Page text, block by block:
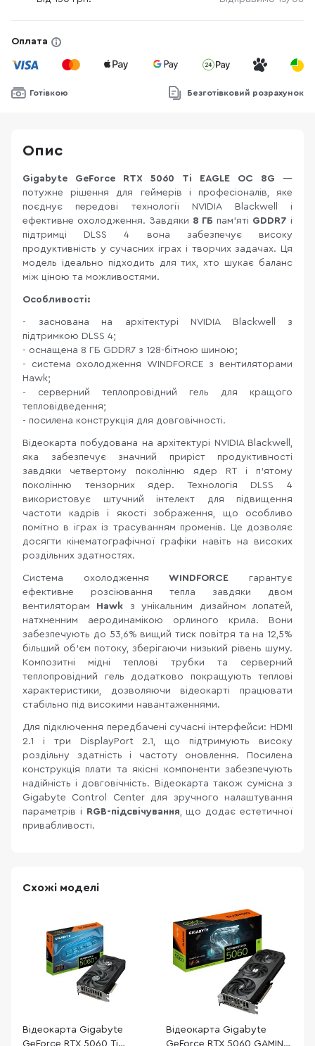
Оплата
Готівкою Безготівковий розрахунок
Опис
Gigabyte GeForce RTX 5060 Ti EAGLE OC 8G —
потужне рішення для геймерів і професіоналів, яке
поєднує передові технології NVIDIA Blackwell і
ефективне охолодження. Завдяки 8 ГБпам’яті GDDR7і
підтримці DLSS 4 вона забезпечує високу
продуктивність у сучасних іграх і творчих задачах. Ця
модель ідеально підходить для тих, хто шукає баланс
між ціною та можливостями.
Особливості:
- заснована на архітектурі NVIDIA Blackwell з
підтримкою DLSS 4;
- оснащена 8 ГБ GDDR7 з 128-бітною шиною;
- система охолодження WINDFORCE з вентиляторами
Hawk;
- серверний теплопровідний гель для кращого
тепловідведення;
- посилена конструкція для довговічності.
Відеокарта побудована на архітектурі NVIDIA Blackwell,
яка забезпечує значний приріст продуктивності
завдяки четвертому поколінню ядер RT і п’ятому
поколінню тензорних ядер. Технологія DLSS 4
використовує штучний інтелект для підвищення
частоти кадрів і якості зображення, що особливо
помітно в іграх із трасуванням променів. Це дозволяє
досягти кінематографічної графіки навіть на високих
роздільних здатностях.
Система охолодженняWINDFORCEгарантує
ефективне розсіювання тепла завдяки двом
вентиляторам Hawk з унікальним дизайном лопатей,
натхненним аеродинамікою орлиного крила. Вони
забезпечують до 53,6% вищий тиск повітря та на 12,5%
більший об’єм потоку, зберігаючи низький рівень шуму.
Композитні мідні теплові трубки та серверний
теплопровідний гель додатково покращують теплові
характеристики, дозволяючи відеокарті працювати
стабільно під високими навантаженнями.
Для підключення передбачені сучасні інтерфейси: HDMI
2.1 і три DisplayPort 2.1, що підтримують високу
роздільну здатність і частоту оновлення. Посилена
конструкція плати та якісні компоненти забезпечують
надійність і довговічність. Відеокарта також сумісна з
Gigabyte Control Center для зручного налаштування
параметрів і RGB-підсвічування, що додає естетичної
привабливості.
Схожі моделі
Відеокарта Gigabyte
GeForce RTX 5060 Ti
Відеокарта Gigabyte
GeForce RTX 5060 GAMING